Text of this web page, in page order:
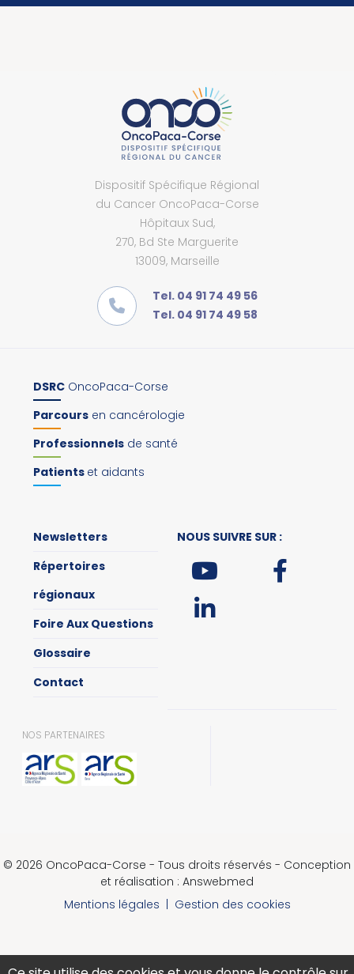
Dispositif Spécifique Régional
du Cancer OncoPaca-Corse
Hôpitaux Sud,
270, Bd Ste Marguerite
13009, Marseille
Tel. 04 91 74 49 56
Tel. 04 91 74 49 58
DSRC OncoPaca-Corse
Parcours en cancérologie
Professionnels de santé
Patients et aidants
Newsletters
Répertoires
régionaux
Foire Aux Questions
Glossaire
Contact
NOUS SUIVRE SUR :
NOS PARTENAIRES
© 2026 OncoPaca-Corse - Tous droits réservés - Conception
et réalisation : Answebmed
Mentions légales | Gestion des cookies